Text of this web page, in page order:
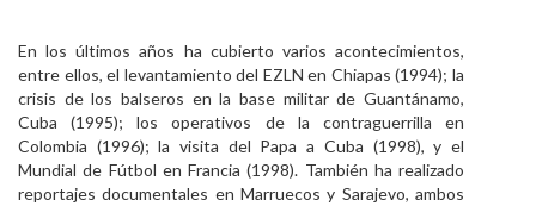
En los últimos años ha cubierto varios acontecimientos,
entre ellos, el levantamiento del EZLN en Chiapas (1994); la
crisis de los balseros en la base militar de Guantánamo,
Cuba (1995); los operativos de la contraguerrilla en
Colombia (1996); la visita del Papa a Cuba (1998), y el
Mundial de Fútbol en Francia (1998). También ha realizado
reportajes documentales en Marruecos y Sarajevo, ambos